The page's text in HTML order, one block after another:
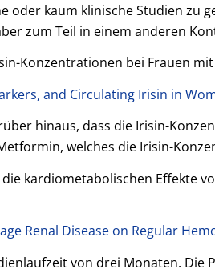
oder kaum klinische Studien zu
zum Teil in einem anderen
Konzentrationen bei Frauen
and Circulating Irisin in
hinaus, dass die Irisin-
welches die Irisin-
kardiometabolischen Effekte
Renal Disease on Regular
von drei Monaten.